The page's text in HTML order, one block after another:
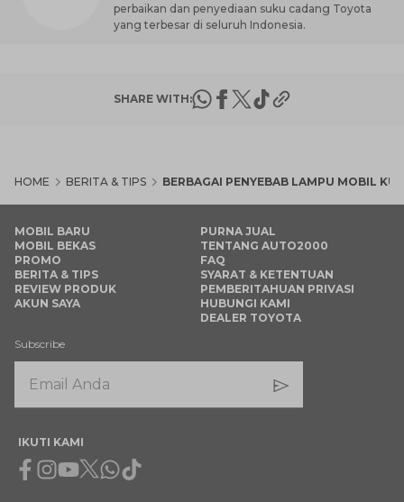
perbaikan dan penyediaan suku cadang Toyota
yang terbesar di seluruh Indonesia.
SHARE WITH:
HOME BERITA & TIPS BERBAGAI PENYEBAB LAMPU MOBIL
MOBIL BARU
MOBIL BEKAS
PROMO
BERITA & TIPS
REVIEW PRODUK
AKUN SAYA
PURNA JUAL
TENTANG AUTO2000
FAQ
SYARAT & KETENTUAN
PEMBERITAHUAN PRIVASI
HUBUNGI KAMI
DEALER TOYOTA
Subscribe
IKUTI KAMI
Facebook
Instagram
Youtube
X Whatsapp
Tiktok